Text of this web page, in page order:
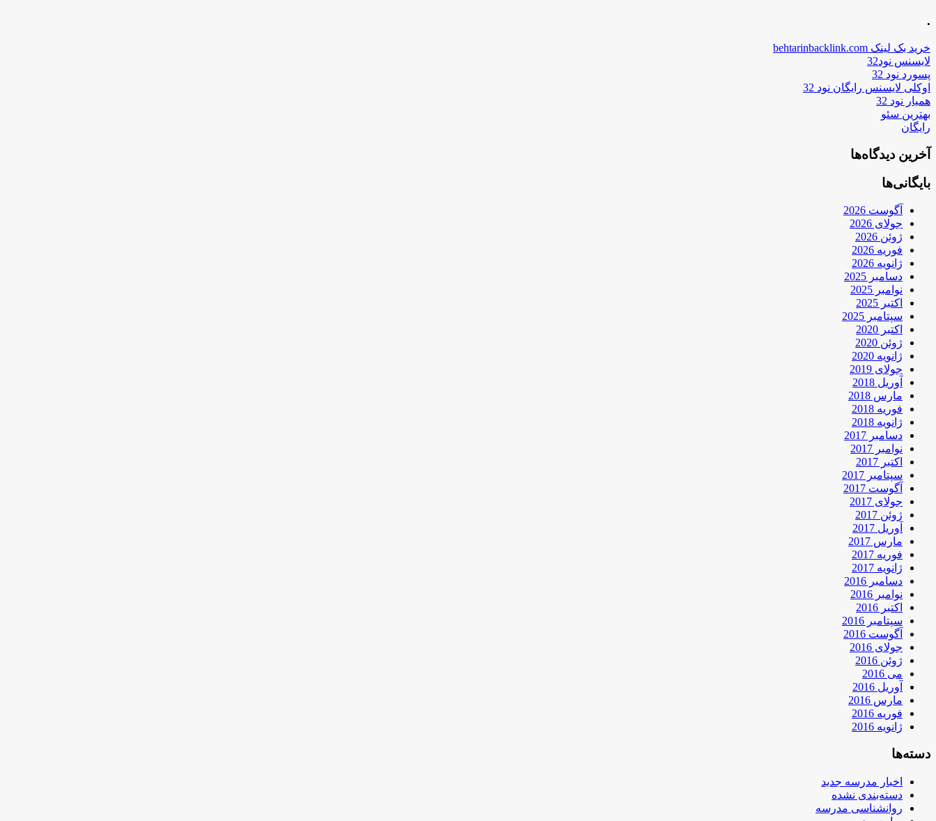
.
خرید بک لینک behtarinbacklink.com
لایسنس نود32
پسورد نود 32
اوکلی لایسنس رایگان نود 32
همیار نود 32
بهترین سئو
رایگان
آخرین دیدگاه‌ها
بایگانی‌ها
آگوست 2026
جولای 2026
ژوئن 2026
فوریه 2026
ژانویه 2026
دسامبر 2025
نوامبر 2025
اکتبر 2025
سپتامبر 2025
اکتبر 2020
ژوئن 2020
ژانویه 2020
جولای 2019
آوریل 2018
مارس 2018
فوریه 2018
ژانویه 2018
دسامبر 2017
نوامبر 2017
اکتبر 2017
سپتامبر 2017
آگوست 2017
جولای 2017
ژوئن 2017
آوریل 2017
مارس 2017
فوریه 2017
ژانویه 2017
دسامبر 2016
نوامبر 2016
اکتبر 2016
سپتامبر 2016
آگوست 2016
جولای 2016
ژوئن 2016
می 2016
آوریل 2016
مارس 2016
فوریه 2016
ژانویه 2016
دسته‌ها
اخبار مدرسه جدید
دسته‌بندی نشده
روانشناسی مدرسه